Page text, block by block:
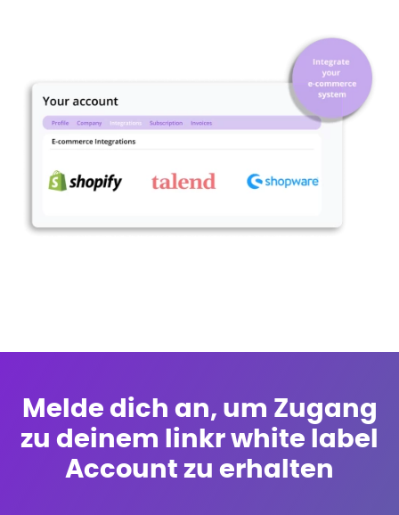
Melde dich an, um Zugang
zu deinem linkr white label
Account zu erhalten